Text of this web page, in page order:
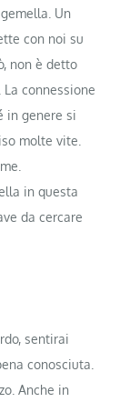
Un
con noi su
non è detto
connessione
in genere si
molte vite.
in questa
da cercare
sentirai
conosciuta.
Anche in